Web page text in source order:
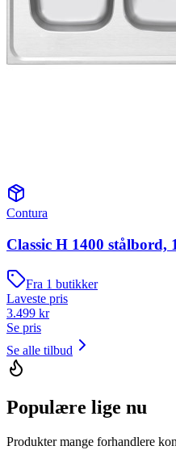
Contura
Classic H 1400 stålbord,
Fra 1 butikker
Laveste pris
3.499 kr
Se pris
Se alle tilbud
Populære lige nu
Produkter mange forhandlere